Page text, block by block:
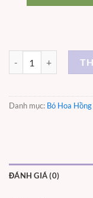
Ánh Hồng Xinh –
Danh mục: Bó Hoa
ĐÁNH GIÁ (0)